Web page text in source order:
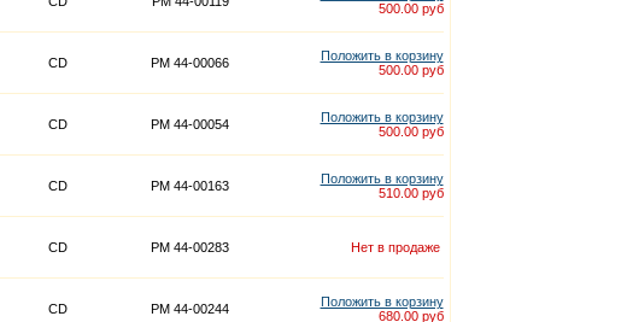
500.00 руб
CD PM 44-00066
Положить в корзину
500.00 руб
CD PM 44-00054
Положить в корзину
500.00 руб
CD PM 44-00163
Положить в корзину
510.00 руб
CD PM 44-00283 Нет в продаже
CD PM 44-00244
Положить в корзину
680.00 руб